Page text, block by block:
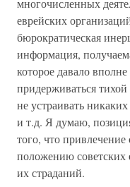
многочисленных
еврейских
бюрократическая
информация,
которое давало
придерживаться
не устраивать
и т.д. Я думаю,
того, что
положению советских
их страданий.